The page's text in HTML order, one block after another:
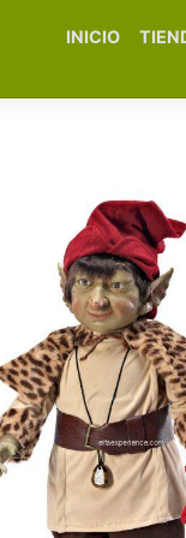
Elfa
INICIO